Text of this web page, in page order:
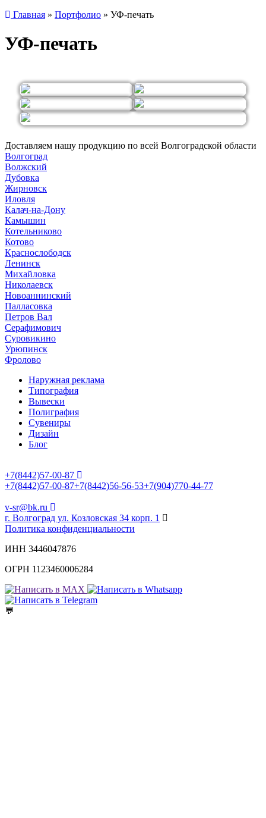
Главная » Портфолио » УФ-печать
УФ-печать
Доставляем нашу продукцию по всей Волгоградской области
Волгоград
Волжский
Дубовка
Жирновск
Иловля
Калач-на-Дону
Камышин
Котельниково
Котово
Краснослободск
Ленинск
Михайловка
Николаевск
Новоаннинский
Палласовка
Петров Вал
Серафимович
Суровикино
Урюпинск
Фролово
Наружная реклама
Типография
Вывески
Полиграфия
Сувениры
Дизайн
Блог
+7(8442)57-00-87
+7(8442)57-00-87+7(8442)56-56-53+7(904)770-44-77
v-sr@bk.ru
г. Волгоград ул. Козловская 34 корп. 1
Политика конфиденциальности
ИНН 3446047876
ОГРН 1123460006284
💬